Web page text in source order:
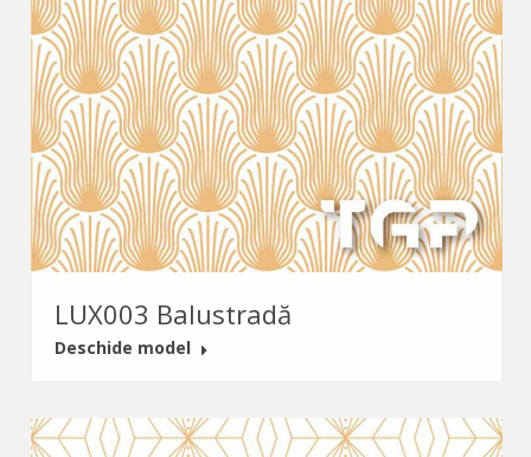
LUX003 Balustradă
Deschide model